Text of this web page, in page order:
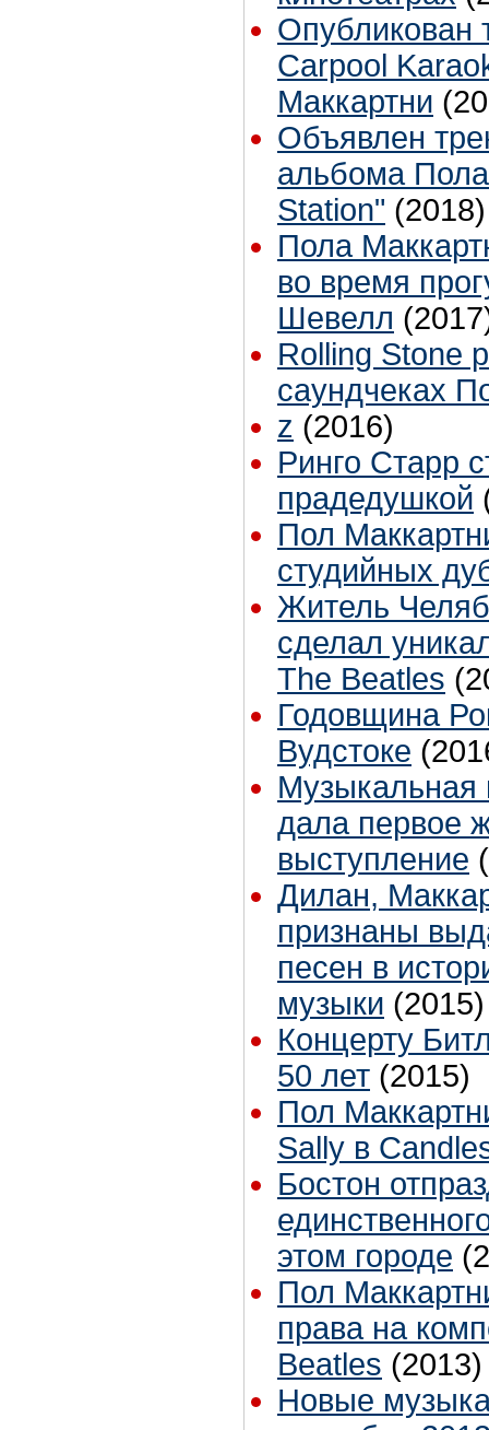
Опубликован
Carpool
Маккартни
Объявлен
альбома
Station" (2018)
Пола
во время
Шевелл
Rolling Stone
саундчеках
z (2016)
Ринго Старр
прадедушкой
Пол
студийных
Житель
сделал
The Beatles
Годовщина
Вудстоке
Музыкальная
дала первое
выступление
Дилан,
признаны
песен в
музыки (2015)
Концерту
50 лет (2015)
Пол
Sally в
Бостон
этом городе
Пол
права на
Beatles (2013)
Новые